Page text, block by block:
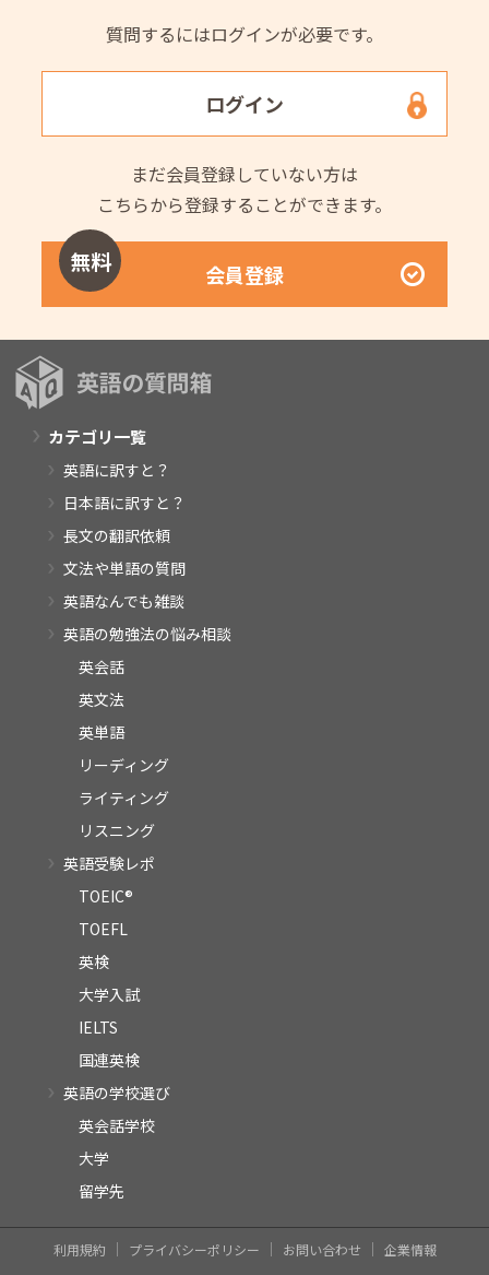
質問するにはログインが必要です。
ログイン
まだ会員登録していない方は
こちらから登録することができます。
無料 会員登録
カテゴリ一覧
英語に訳すと？
日本語に訳すと？
長文の翻訳依頼
文法や単語の質問
英語なんでも雑談
英語の勉強法の悩み相談
英会話
英文法
英単語
リーディング
ライティング
リスニング
英語受験レポ
TOEIC®
TOEFL
英検
大学入試
IELTS
国連英検
英語の学校選び
英会話学校
大学
留学先
利用規約 プライバシーポリシー お問い合わせ 企業情報